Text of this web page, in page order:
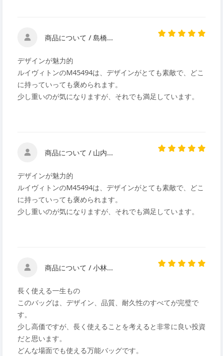
商品について / 島橋...
デザインが魅力的
ルイヴィトンのM45494は、デザインがとても素敵で、どこ
に持っていっても褒められます。
少し重いのが気になりますが、それでも満足しています。
商品について / 山内...
デザインが魅力的
ルイヴィトンのM45494は、デザインがとても素敵で、どこ
に持っていっても褒められます。
少し重いのが気になりますが、それでも満足しています。
商品について / 小林...
長く使える一生もの
このバッグは、デザイン、品質、耐久性のすべてが完璧で
す。
少し高価ですが、長く使えることを考えると非常に良い投資
だと思います。
どんな場面でも使える万能バッグです。